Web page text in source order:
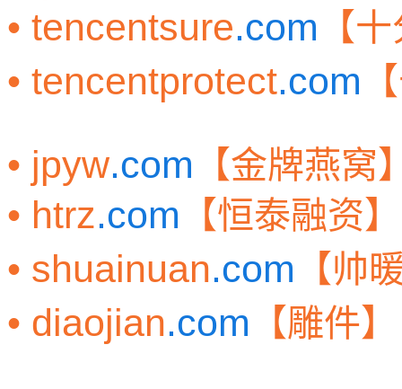
• tencentsure.com 【
• tencentprotect.com
• jpyw.com 【金牌燕窝
• htrz.com 【恒泰融资
• shuainuan.com 【帅
• diaojian.com 【雕件